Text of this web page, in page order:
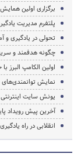
برگزاری اولین
پلتفرم مدیریت
تحولی در یادگیری و
چگونه هدفمند و
اولین الکامپ البرز
نمایش
یونش سایت اینترنتی
آخرین پیش رویداد
انقلابی در راه